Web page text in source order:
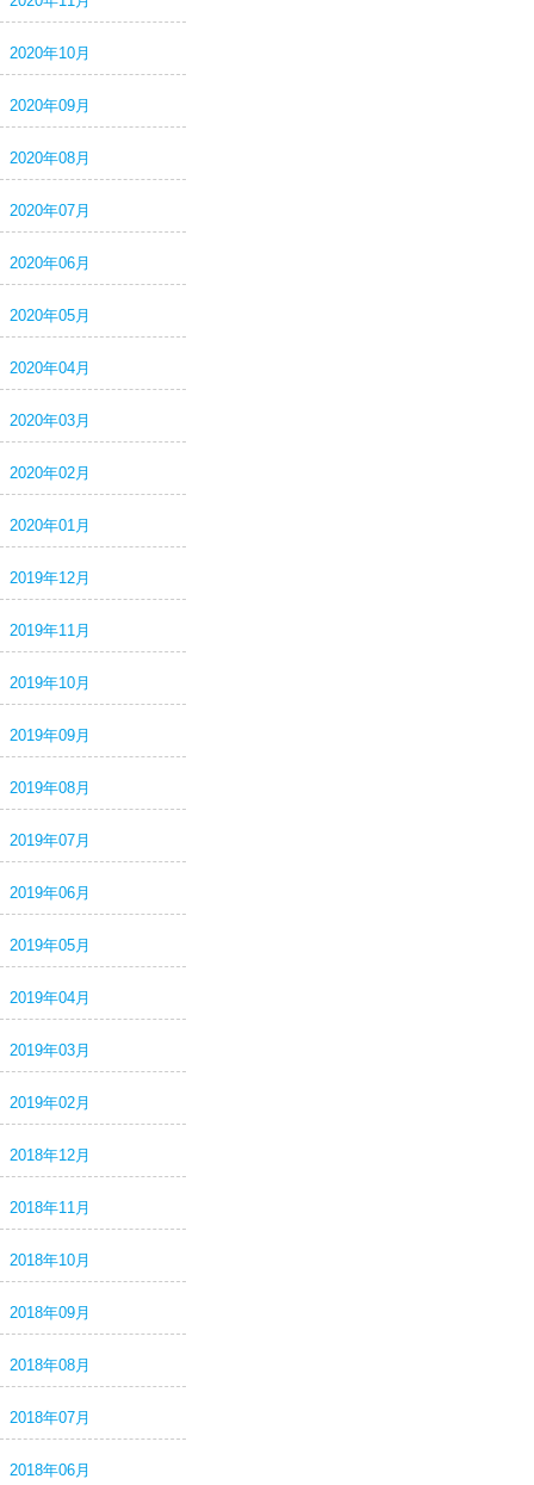
2020年10月
2020年09月
2020年08月
2020年07月
2020年06月
2020年05月
2020年04月
2020年03月
2020年02月
2020年01月
2019年12月
2019年11月
2019年10月
2019年09月
2019年08月
2019年07月
2019年06月
2019年05月
2019年04月
2019年03月
2019年02月
2018年12月
2018年11月
2018年10月
2018年09月
2018年08月
2018年07月
2018年06月